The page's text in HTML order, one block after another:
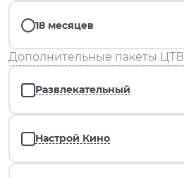
18 месяцев
Дополнительные пакеты ЦТВ
Развлекательный
Настрой Кино